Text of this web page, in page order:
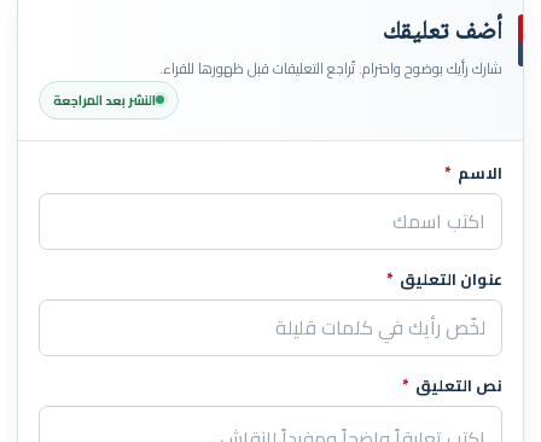
أضف تعليقك
شارك رأيك بوضوح واحترام. تُراجع التعليقات قبل ظهورها للقراء.
النشر بعد المراجعة
اترك هذا الحقل فارغاً
الاسم *
عنوان التعليق *
نص التعليق *